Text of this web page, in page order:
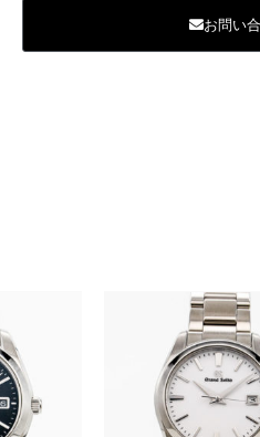
お問い